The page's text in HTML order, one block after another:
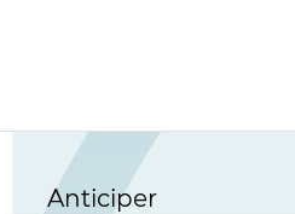
Anticiper